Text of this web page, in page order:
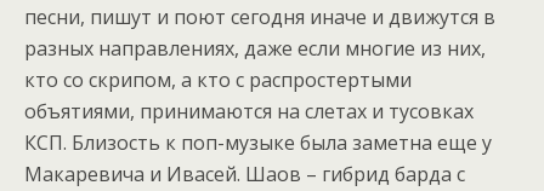
песни, пишут и поют сегодня иначе и движутся в
разных направлениях, даже если многие из них,
кто со скрипом, а кто с распростертыми
объятиями, принимаются на слетах и тусовках
КСП. Близость к поп-музыке была заметна еще у
Макаревича и Ивасей. Шаов – гибрид барда с